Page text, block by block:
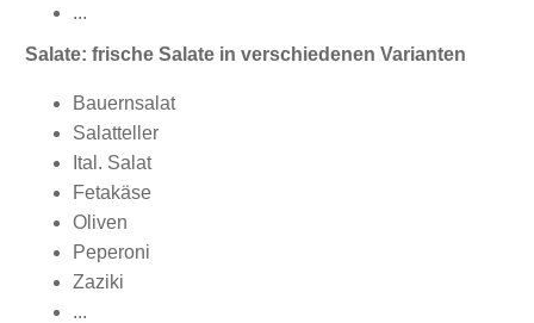
...
Salate: frische Salate in verschiedenen Varianten
Bauernsalat
Salatteller
Ital. Salat
Fetakäse
Oliven
Peperoni
Zaziki
...